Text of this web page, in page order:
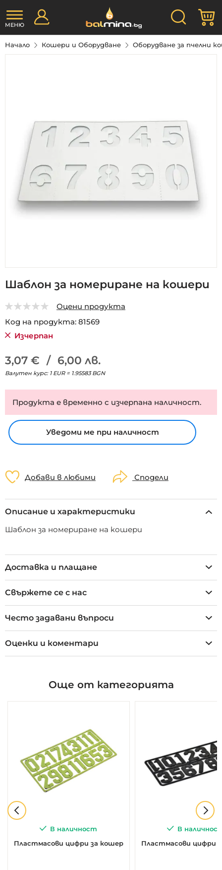
към
съдържанието
Търсене
МЕНЮ
Начало Кошери и Оборудване Оборудване за пчелни
към
на
галерия
със
снимки
Шаблон за номериране на кошери
Оцени продукта
Код на продукта 81569
Изчерпан
3,07 € / 6,00 лв.
Валутен курс: 1 EUR = 1.95583 BGN
Продукта е временно с изчерпана наличност.
Уведоми ме при наличност
Добави в любими Сподели
Описание и характеристики
Шаблон за номериране на кошери
Доставка и плащане
Свържете се с нас
Често задавани въпроси
Оценки и коментари
Още от категорията
В наличност
Пластмасови цифри за кошер
В
Пластмасови цифри